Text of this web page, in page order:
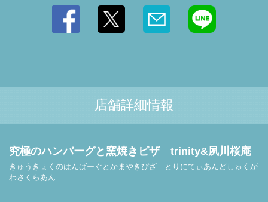
店舗詳細情報
究極のハンバーグと窯焼きピザ trinity&夙川桜庵
きゅうきょくのはんばーぐとかまやきぴざ とりにてぃあんどしゅくが
わさくらあん